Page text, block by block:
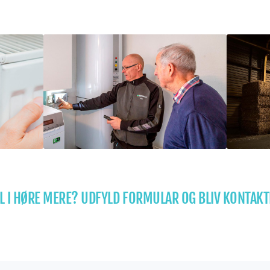
I HØRE MERE? UDFYLD FORMULAR OG BLIV